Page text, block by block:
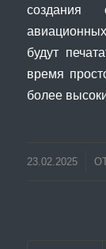
создания
будут
время
более
23.02.2025